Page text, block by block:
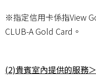
※指定信用卡係指View
CLUB-A Gold Card。
(2)貴賓室內提供的服務